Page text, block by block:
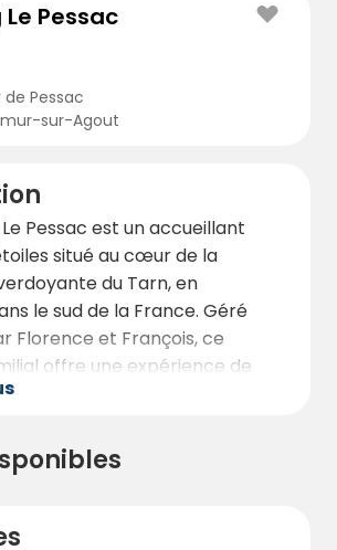
Pessac
de Pessac
sur-Agout
Pessac est un accueillant
situé au cœur de la
du Tarn, en
le sud de la France. Géré
Florence et François, ce
offre une expérience de
et authentique où le
marient parfaitement.
qu'un grand cottage de 85 m²